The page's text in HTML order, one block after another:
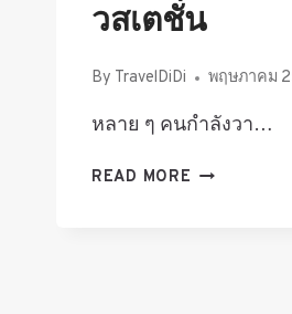
วสเตชั่น
By TravelDiDi พฤษภาคม
หลาย ๆ คนกำลังวา…
READ MORE รีวิว